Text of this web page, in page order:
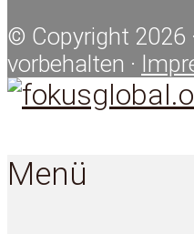
© Copyright 2026
vorbehalten ·
Menü